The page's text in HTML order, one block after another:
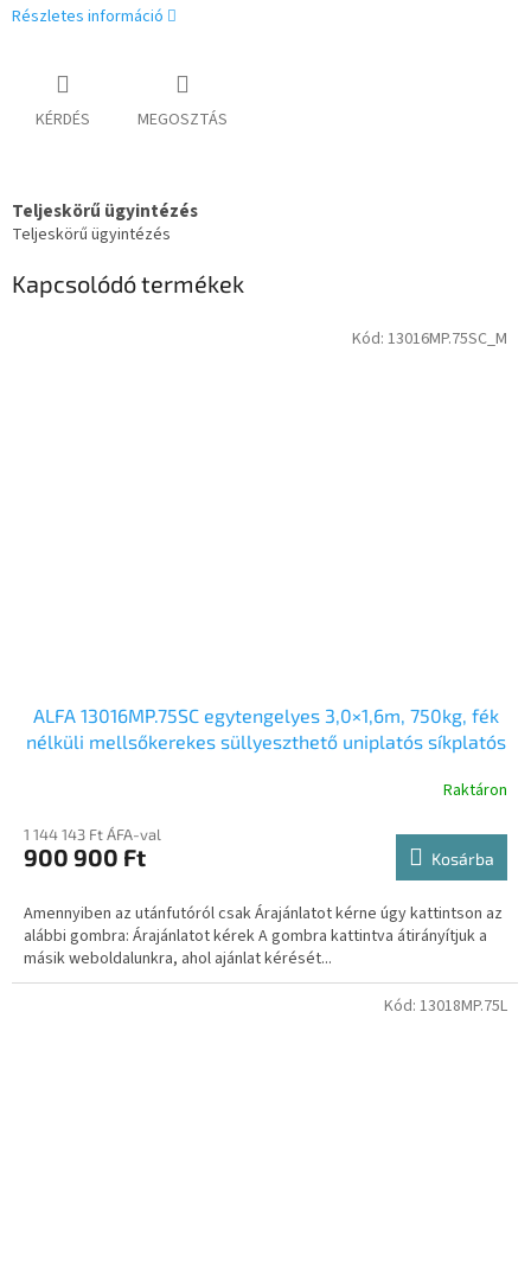
Részletes információ
KÉRDÉS MEGOSZTÁS
Teljeskörű ügyintézés
Teljeskörű ügyintézés
Kapcsolódó termékek
ALFA 13016MP.75SC egytengelyes 3,0×1,6m, 750kg, fék
nélküli mellsőkerekes süllyeszthető uniplatós síkplatós
Raktáron
1 144 143 Ft ÁFA-val
900 900 Ft Kosárba
Amennyiben az utánfutóról csak Árajánlatot kérne úgy kattintson az
alábbi gombra: Árajánlatot kérek A gombra kattintva átirányítjuk a
másik weboldalunkra, ahol ajánlat kérését...
Kód: 13016MP.75SC_M
Kód: 13018MP.75L